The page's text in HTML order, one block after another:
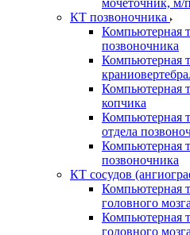
мочеточник, м/
КТ позвоночника
Компьютерная
позвоночника
Компьютерная
Компьютерная
копчика
Компьютерная
отдела
Компьютерная
позвоночника
КТ сосудов
Компьютерная
головного мозга
Компьютерная
головного